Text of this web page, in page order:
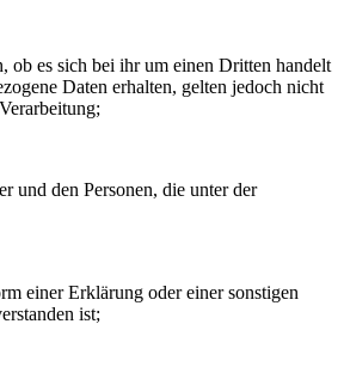
ob es sich bei ihr um einen Dritten handelt
Daten erhalten, gelten jedoch nicht
und den Personen, die unter der
einer Erklärung oder einer sonstigen
ist;